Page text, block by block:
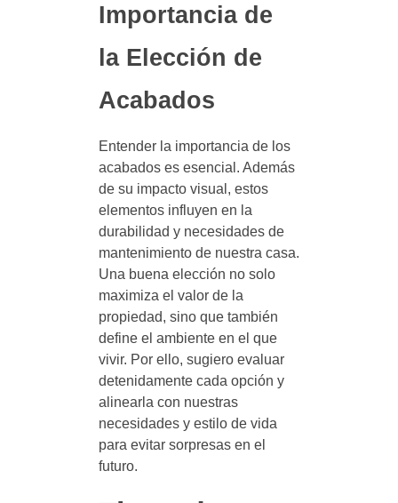
Importancia de
la Elección de
Acabados
Entender la importancia de los
acabados es esencial. Además
de su impacto visual, estos
elementos influyen en la
durabilidad y necesidades de
mantenimiento de nuestra casa.
Una buena elección no solo
maximiza el valor de la
propiedad, sino que también
define el ambiente en el que
vivir. Por ello, sugiero evaluar
detenidamente cada opción y
alinearla con nuestras
necesidades y estilo de vida
para evitar sorpresas en el
futuro.